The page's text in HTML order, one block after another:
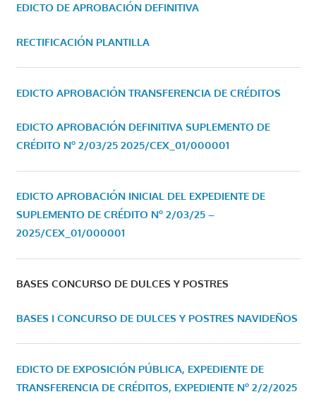
EDICTO DE APROBACIÓN DEFINITIVA
RECTIFICACIÓN PLANTILLA
EDICTO APROBACIÓN TRANSFERENCIA DE CRÉDITOS
EDICTO APROBACIÓN DEFINITIVA SUPLEMENTO DE
CRÉDITO Nº 2/03/25 2025/CEX_01/000001
EDICTO APROBACIÓN INICIAL DEL EXPEDIENTE DE
SUPLEMENTO DE CRÉDITO Nº 2/03/25 –
2025/CEX_01/000001
BASES CONCURSO DE DULCES Y POSTRES
BASES I CONCURSO DE DULCES Y POSTRES NAVIDEÑOS
EDICTO DE EXPOSICIÓN PÚBLICA, EXPEDIENTE DE
TRANSFERENCIA DE CRÉDITOS, EXPEDIENTE Nº 2/2/2025